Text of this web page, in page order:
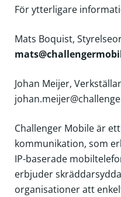
För ytterligare
Mats Boquist,
Johan Meijer,
Challenger Mobile är
kommunikation, som
IP-baserade
erbjuder
organisationer att